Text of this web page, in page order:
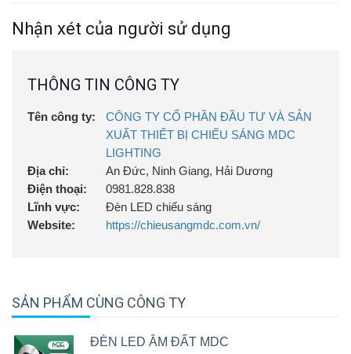
Nhận xét của người sử dụng
THÔNG TIN CÔNG TY
Tên công ty:
CÔNG TY CỔ PHẦN ĐẦU TƯ VÀ SẢN
XUẤT THIẾT BỊ CHIẾU SÁNG MDC
LIGHTING
Địa chỉ:
An Đức, Ninh Giang, Hải Dương
Điện thoại:
0981.828.838
Lĩnh vực:
Đèn LED chiếu sáng
Website:
https://chieusangmdc.com.vn/
SẢN PHẨM CÙNG CÔNG TY
ĐÈN LED ÂM ĐẤT MDC